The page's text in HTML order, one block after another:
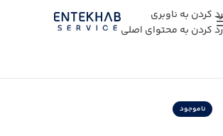
رد کردن به ناوبری
رد کردن به محتوای اصلی
ناموجود